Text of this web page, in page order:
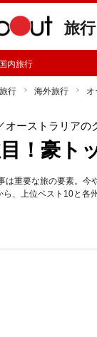
旅行
国内旅行
旅行 海外旅行 オ
オーストラリアの
！豪ト
は重要な旅の要素。今
ら、上位ベスト10と各